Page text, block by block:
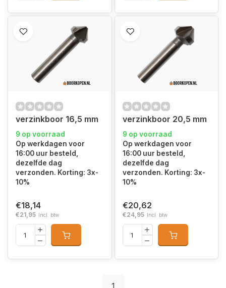
verzinkboor 16,5 mm
9 op voorraad
Op werkdagen voor
16:00 uur besteld,
dezelfde dag
verzonden. Korting: 3x-
10%
€18,14
€21,95 Incl. btw
verzinkboor 20,5 mm
9 op voorraad
Op werkdagen voor
16:00 uur besteld,
dezelfde dag
verzonden. Korting: 3x-
10%
€20,62
€24,95 Incl. btw
1